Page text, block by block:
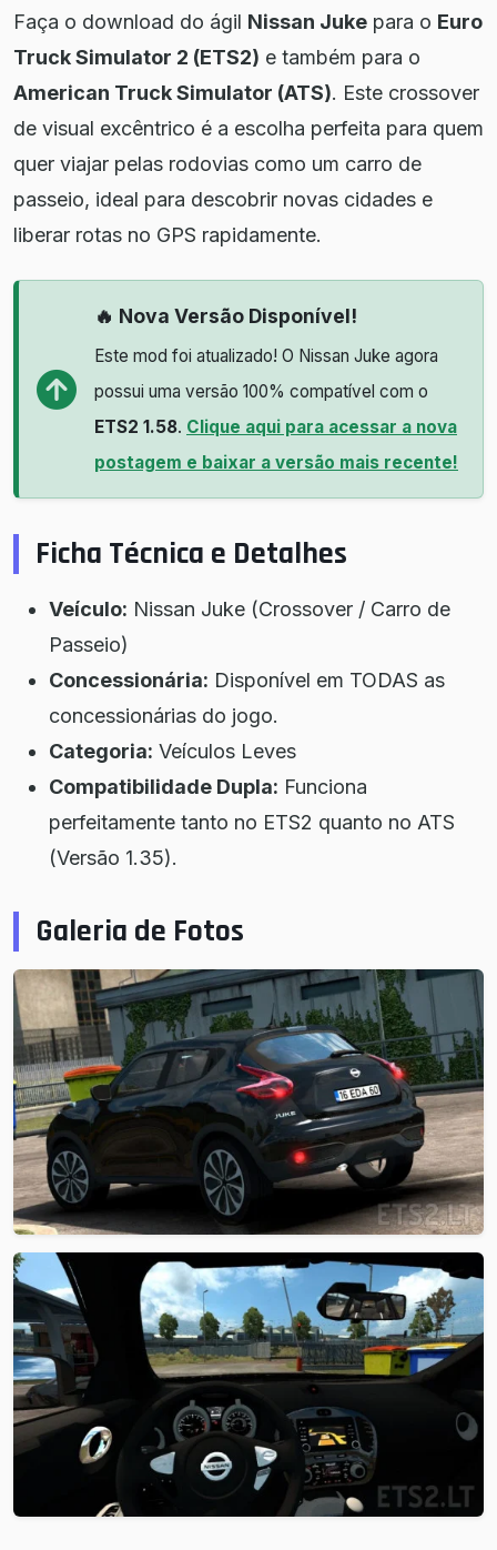
Faça o download do ágil Nissan Juke para o Euro
Truck Simulator 2 (ETS2) e também para o
American Truck Simulator (ATS). Este crossover
de visual excêntrico é a escolha perfeita para quem
quer viajar pelas rodovias como um carro de
passeio, ideal para descobrir novas cidades e
liberar rotas no GPS rapidamente.
🔥 Nova Versão Disponível!
Este mod foi atualizado! O Nissan Juke agora
possui uma versão 100% compatível com o
ETS2 1.58. Clique aqui para acessar a nova
postagem e baixar a versão mais recente!
Ficha Técnica e Detalhes
Veículo: Nissan Juke (Crossover / Carro de
Passeio)
Concessionária: Disponível em TODAS as
concessionárias do jogo.
Categoria: Veículos Leves
Compatibilidade Dupla: Funciona
perfeitamente tanto no ETS2 quanto no ATS
(Versão 1.35).
Galeria de Fotos